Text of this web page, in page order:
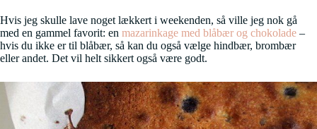
Hvis jeg skulle lave noget lækkert i weekenden, så ville jeg nok gå
med en gammel favorit: en mazarinkage med blåbær og chokolade –
hvis du ikke er til blåbær, så kan du også vælge hindbær, brombær
eller andet. Det vil helt sikkert også være godt.